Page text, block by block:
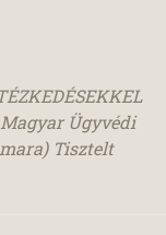
Magyar Ügyvédi
Tisztelt